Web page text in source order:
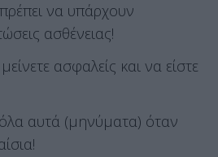
να υπάρχουν
ασθένειας!
ασφαλείς και να είστε
αυτά (μηνύματα) όταν